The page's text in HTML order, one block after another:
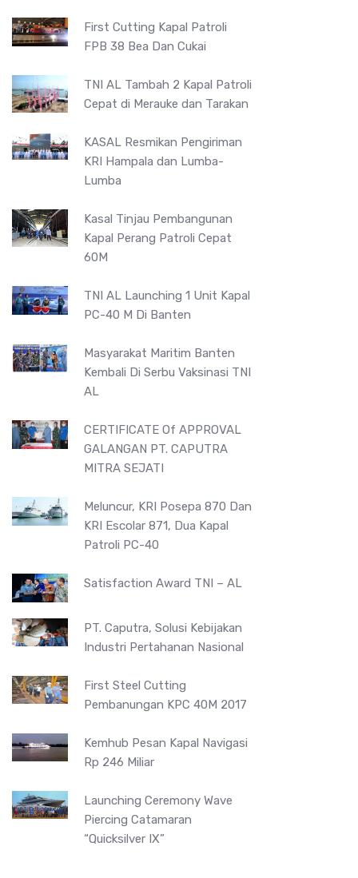
First Cutting Kapal Patroli
FPB 38 Bea Dan Cukai
TNI AL Tambah 2 Kapal Patroli
Cepat di Merauke dan Tarakan
KASAL Resmikan Pengiriman
KRI Hampala dan Lumba-
Lumba
Kasal Tinjau Pembangunan
Kapal Perang Patroli Cepat
60M
TNI AL Launching 1 Unit Kapal
PC-40 M Di Banten
Masyarakat Maritim Banten
Kembali Di Serbu Vaksinasi TNI
AL
CERTIFICATE Of APPROVAL
GALANGAN PT. CAPUTRA
MITRA SEJATI
Meluncur, KRI Posepa 870 Dan
KRI Escolar 871, Dua Kapal
Patroli PC-40
Satisfaction Award TNI – AL
PT. Caputra, Solusi Kebijakan
Industri Pertahanan Nasional
First Steel Cutting
Pembanungan KPC 40M 2017
Kemhub Pesan Kapal Navigasi
Rp 246 Miliar
Launching Ceremony Wave
Piercing Catamaran
“Quicksilver IX”